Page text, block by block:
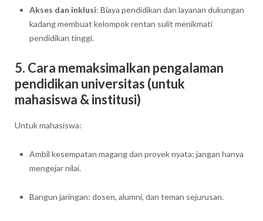
Akses dan inklusi: Biaya pendidikan dan layanan dukungan
kadang membuat kelompok rentan sulit menikmati
pendidikan tinggi.
5. Cara memaksimalkan pengalaman
pendidikan universitas (untuk
mahasiswa & institusi)
Untuk mahasiswa:
Ambil kesempatan magang dan proyek nyata; jangan hanya
mengejar nilai.
Bangun jaringan: dosen, alumni, dan teman sejurusan.